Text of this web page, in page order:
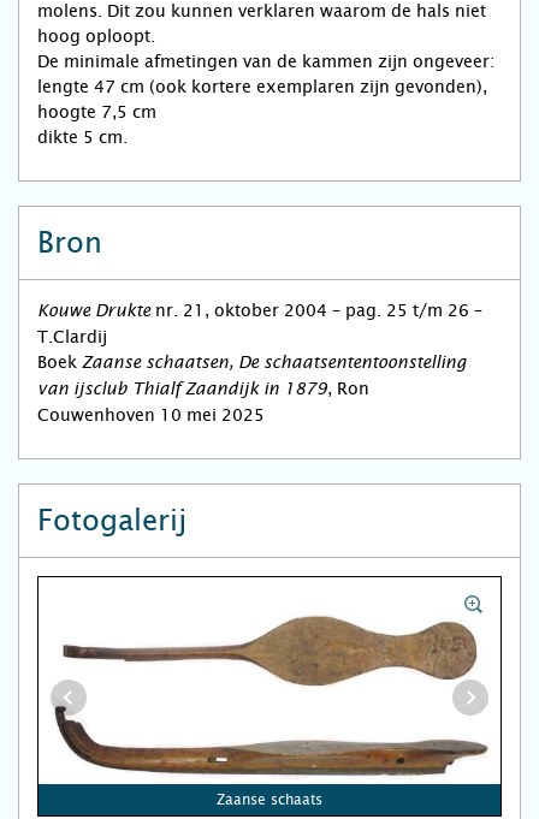
molens. Dit zou kunnen verklaren waarom de hals niet
hoog oploopt.
De minimale afmetingen van de kammen zijn ongeveer:
lengte 47 cm (ook kortere exemplaren zijn gevonden),
hoogte 7,5 cm
dikte 5 cm.
Bron
Kouwe Druktenr. 21, oktober 2004 – pag. 25 t/m 26 –
T.Clardij
Boek Zaanse schaatsen, De schaatsententoonstelling
van ijsclub Thialf Zaandijk in 1879, Ron
Couwenhoven 10 mei 2025
Fotogalerij
Zaanse schaats